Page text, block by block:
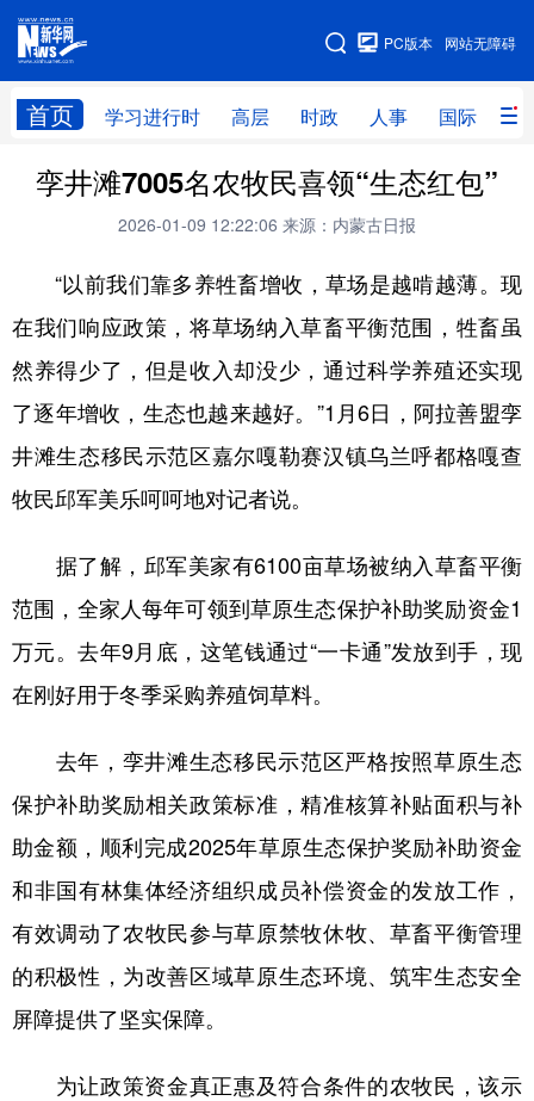
网站无障碍
PC版本
首页 学习进行时 高层 时政 人事 国际 财
网站地图
学习进行时 高层 时政 人事
财经 网评
台湾 思客智库 全球连线 教育
科技 科创 量子 体育
文化 书画 健康 军事
访谈 视频 图片 政务
学术中国 乡村振兴 银龄 溯源中国
彩票 娱乐
文化产业
地方频道
北京 天津 河北 山西
辽宁 吉林 上海 江苏
浙江 安徽
山东 河南 湖北 湖南
孪井滩7005名农牧民喜领“生态红包”
2026-01-09 12:22:06 来源：内蒙古日报
“以前我们靠多养牲畜增收，草场是越啃越薄。现
在我们响应政策，将草场纳入草畜平衡范围，牲畜虽
然养得少了，但是收入却没少，通过科学养殖还实现
了逐年增收，生态也越来越好。”1月6日，阿拉善盟孪
井滩生态移民示范区嘉尔嘎勒赛汉镇乌兰呼都格嘎查
牧民邱军美乐呵呵地对记者说。
据了解，邱军美家有6100亩草场被纳入草畜平衡
范围，全家人每年可领到草原生态保护补助奖励资金1
万元。去年9月底，这笔钱通过“一卡通”发放到手，现
在刚好用于冬季采购养殖饲草料。
去年，孪井滩生态移民示范区严格按照草原生态
保护补助奖励相关政策标准，精准核算补贴面积与补
助金额，顺利完成2025年草原生态保护奖励补助资金
和非国有林集体经济组织成员补偿资金的发放工作，
有效调动了农牧民参与草原禁牧休牧、草畜平衡管理
的积极性，为改善区域草原生态环境、筑牢生态安全
屏障提供了坚实保障。
为让政策资金真正惠及符合条件的农牧民，该示